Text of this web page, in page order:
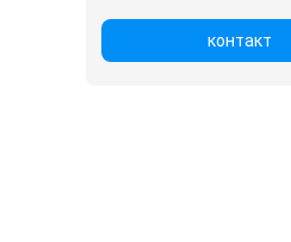
контакт